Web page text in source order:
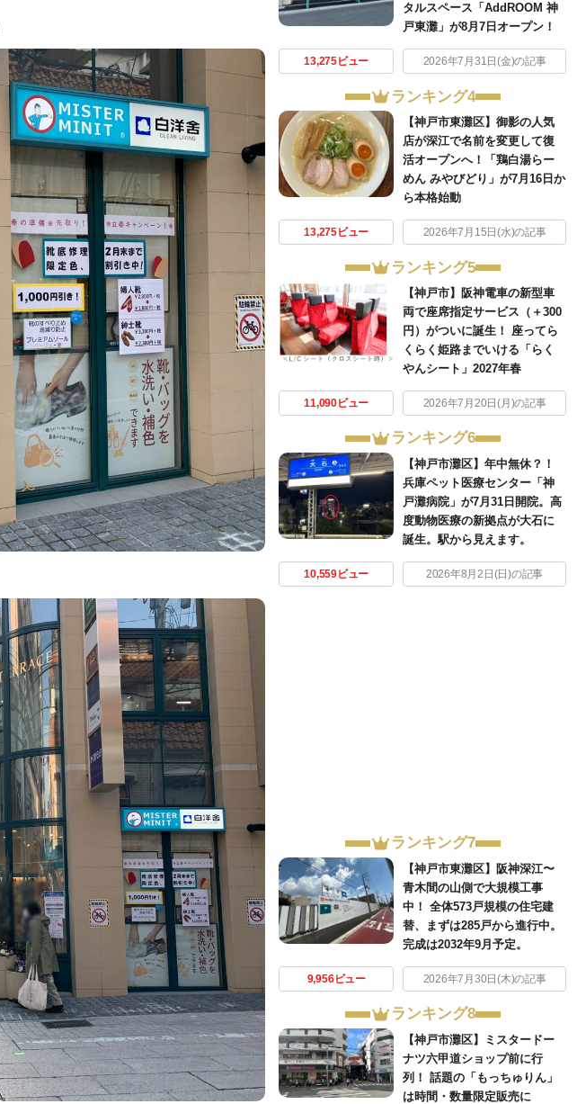
タルスペース「AddROOM 神
戸東灘」が8月7日オープン！
13,275ビュー 2026年7月31日(金)の記事
ランキング4
【神戸市東灘区】御影の人気
店が深江で名前を変更して復
活オープンへ！「鶏白湯らー
めん みやびどり」が7月16日か
ら本格始動
13,275ビュー 2026年7月15日(水)の記事
ランキング5
【神戸市】阪神電車の新型車
両で座席指定サービス（＋300
円）がついに誕生！ 座ってら
くらく姫路までいける「らく
やんシート」2027年春
11,090ビュー 2026年7月20日(月)の記事
ランキング6
【神戸市灘区】年中無休？！
兵庫ペット医療センター「神
戸灘病院」が7月31日開院。高
度動物医療の新拠点が大石に
誕生。駅から見えます。
10,559ビュー 2026年8月2日(日)の記事
ランキング7
【神戸市東灘区】阪神深江〜
青木間の山側で大規模工事
中！ 全体573戸規模の住宅建
替、まずは285戸から進行中。
完成は2032年9月予定。
9,956ビュー 2026年7月30日(木)の記事
ランキング8
【神戸市灘区】ミスタードー
ナツ六甲道ショップ前に行
列！ 話題の「もっちゅりん」
は時間・数量限定販売に